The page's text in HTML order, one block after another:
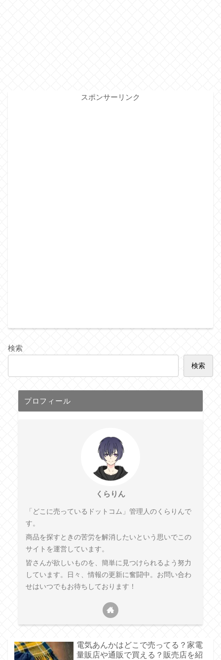
スポンサーリンク
検索
検索
プロフィール
くらりん
「どこに売っているドットコム」管理人のくらりんで
す。
商品を探すときの苦労を解消したいという思いでこの
サイトを運営しています。
皆さんが欲しいものを、簡単に見つけられるよう努力
しています。日々、情報の更新に奮闘中。お問い合わ
せはいつでもお待ちしております！
電気あんかはどこで売ってる？家電
量販店や通販で買える？販売店を紹